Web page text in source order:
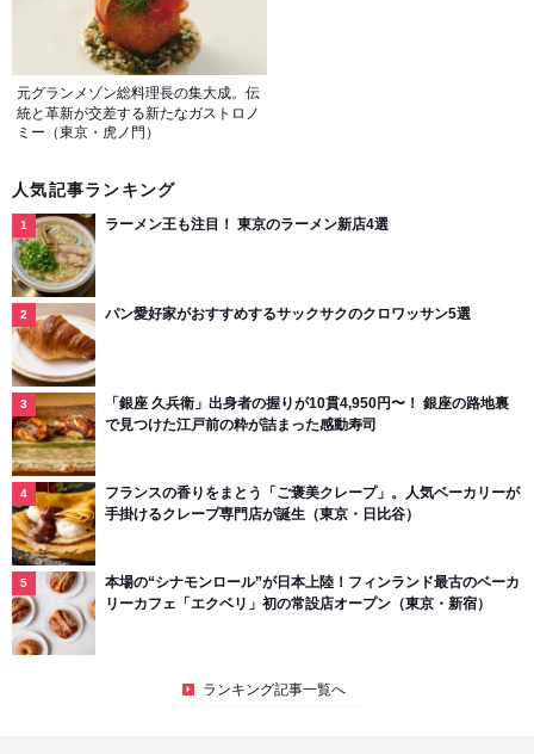
元グランメゾン総料理長の集大成。伝
統と革新が交差する新たなガストロノ
ミー（東京・虎ノ門）
人気記事ランキング
ラーメン王も注目！ 東京のラーメン新店4選
パン愛好家がおすすめするサックサクのクロワッサン5選
「銀座 久兵衛」出身者の握りが10貫4,950円〜！ 銀座の路地裏
で見つけた江戸前の粋が詰まった感動寿司
フランスの香りをまとう「ご褒美クレープ」。人気ベーカリーが
手掛けるクレープ専門店が誕生（東京・日比谷）
本場の“シナモンロール”が日本上陸！フィンランド最古のベーカ
リーカフェ「エクベリ」初の常設店オープン（東京・新宿）
ランキング記事一覧へ